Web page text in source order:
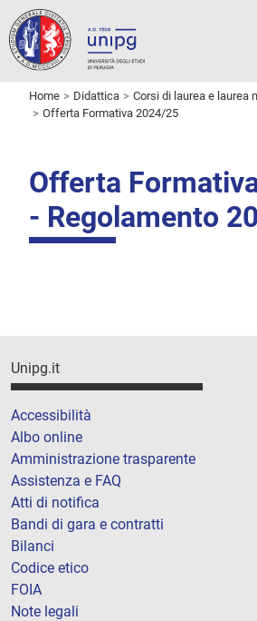
Home Didattica Corsi di laurea e laurea
Offerta Formativa 2024/25
Offerta
- Regolamento
Unipg.it
Accessibilità
Albo online
Amministrazione trasparente
Assistenza e FAQ
Atti di notifica
Bandi di gara e contratti
Bilanci
Codice etico
FOIA
Note legali